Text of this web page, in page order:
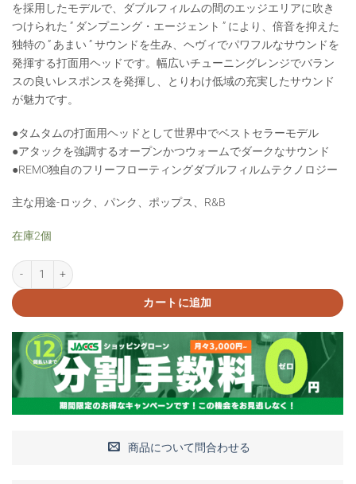
を採用したモデルで、ダブルフィルムの間のエッジエリアに吹き
つけられた ” ダンプニング・エージェント ” により、倍音を抑えた
独特の ” あまい ” サウンドを生み、ヘヴィでパワフルなサウンドを
発揮する打面用ヘッドです。幅広いチューニングレンジでバラン
スの良いレスポンスを発揮し、とりわけ低域の充実したサウンド
が魅力です。
●タムタムの打面用ヘッドとして世界中でベストセラーモデル
●アタックを強調するオープンかつウォームでダークなサウンド
●REMO独自のフリーフローティングダブルフィルムテクノロジー
主な用途-ロック、パンク、ポップス、R&B
在庫2個
REMO PS-316BE 16インチタム用ヘッド個
カートに追加
商品について問合わせる